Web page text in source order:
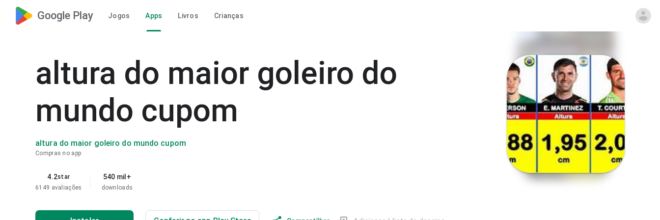
Google Play Jogos Apps Livros Crianças
altura do maior goleiro do
mundo cupom
altura do maior goleiro do mundo cupom
Compras no app
4.2star
6149 avaliações
540 mil+
downloads